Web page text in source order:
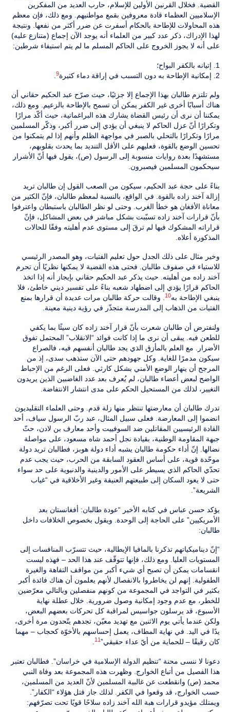
القضية. فخلال القرنين الأولين للإسلام، حارب العديد من المفكرين
الإسلاميين العظماء قادة معروفين بقمع مواطنيهم. ومع ذلك، فإن معظم
هذه المحاولات للإطاحة بالحكام أسفرت عن ضرر أكثر من نفعها. ونتيجة
لهذا الإدراك، ذكر عدد كبير من العلماء أنه يوجد الآن إجماع (متنازع عليه)
على أنه لا يجوز الخروج على الحاكم المسلم ما لم يتم استيفاء شرطين:
1. إتيانه بالكفر البواح؛
2. إمكانية الإطاحة به دون التسبب في إراقة دماء كثيرة
9
ولم تلتزم طالبان بهذا الإجماع إلا جزئيًا، حيث صرّح عبد الحكيم حقاني أن
هناك أسبابًا أخرى غير الكفر يمكن أن تسمح بالإطاحة بالزعيم. ومع ذلك،
يمكننا أن نرى أن رئيس القضاة يشارك هذه البراغماتية، حيث أكّد مرارًا
وتكرارًا أنّ عزل الحاكم لا ينبغي أن يؤدي إلى ضرر أكبر، وذكّر المسلمين
مرارًا وتكرارًا بالتحلي بالصبر في مواجهة الظلم وأنهم إذا لم يتمكنوا من
تحسين الوضع بالقوة، فعليهم على الأقل التنديد بما يحدث بقلوبهم،
مستشهدًا بعدة روايات منسوبة إلى الرسول (ص)، يقول فيها أنّ الأشرار
سيحكمون المسلمين فيصبرون.
بناءً على حجة عبد الحكيم، سيكون من الصعب القول إن طالبان تريد
إزالة آخند زاده بالقوة. في الواقع، بالنسبة لمعظم طالبان، فإنّ الكثير من
معاناة الأفغان هو خطأ الغرب. وحتى لو نظر الطالبان باستبطان واعترفوا
بأنّ قرارات آخند زاده تسبّبت بشكل مباشر في بعض المشاكل، فإنّ
قراراته المشكوك فيها لم ترقَ إلى مستوى عدم أهليته وفقًا للحالات
المذكورة أعلاه.
وخير مثال على ذلك الجدل حول تعليم الفتيات، وهو المصدر الرئيسي
للاستياء في صفوف طالبان. فحتى هذه القضية لا يمكنها نظريًا أن تحرم
آخند زاده من أهليته. حيث يذكر عبد الحكيم حقاني بإيجاز أنه إذا اتخذ
الحاكم قرارًا يؤدي إلى اضطهاد شعبه بناءً على تفسير ديني خاطئ، فلا
ينبغي الإطاحة به10. وقالت حركة طالبان مرات عديدة أن قرارها بمنع
الفتيات من الذهاب إلى المدرسة متجذّر في رؤية دينية معينة.
ولنفترض أن طالبان شعرت بأنّ قرار آخند زاده كان سيئًا بما يكفي
للطعن فيه. يبقى أن نرى ما إذا كانت فوائد “الانقلاب” المحتمل تفوق
الأضرار. مع العلم بالمأزق الذي يجد طالبان أنفسهم فيه، فالصراع
سيكون مدمرًا للغاية. وكل جهودهم حتى الآن ستذهب سدى، إذ من
المرجح أن ينهار الوضع الأمني بشكل كارثي. فعلى الرغم من الإحباط
الواضح لبعض أعضاء طالبان، لم يُعرف بعد عدد الغاضبين الذين يريدون
التغيير، لذلك من المستحيل الحكم على مدى انتشار الانتفاضة.
تدرك طالبان أن معارضتها تنتظر منها زلة قدم. وحتى العلماء التقليديون
انضموا إلى المعارضة. فعلى سبيل المثال، عبد ربّ الرسول سياف، أحد
القادة الرئيسيين المقاتلين ضد السوفييت وأحد معارف بن لادن، حثّ
جبهة المقاومة الوطنية، بقيادة نجل أحمد شاه مسعود، على مواصلة
نضالها. إنّ أداء حكومة طالبان يشبه أداء دولة هوبز، فطالبان تريد دولة
موحّدة قوية، على أساس العقود السابقة من الحرب، حيث يجب عدم
تحدّي الحاكم الذي يسيطر على الأمور والدينية والدنيوية على حد سواء
حتى لا يعود السكان إلى طبيعتهم العنيفة وغير الأخلاقية في “غياب
الشريعة”.
يؤكد حسن عباس في كتابه الأخير “عودة طالبان: أفغانستان بعد
الأمريكيين” على الحاجة إلى الوحدة. ويقول بخصوص الخلافات داخل
طالبان:
“إنّ ديناميكياتهم تذكرنا بالمافيا الإيطالية، حيث تتسرّب المنافسات إلى
المستويات العليا. ومع ذلك، فإنها تتوقّف عند هذا الحد – فهذه ليست
انقسامات يمكن أن تصبح أي شيء أكبر من مواقف التفاهة والغيرة
الطفولية. إنهم لن يخاطروا بالانفصال لأنهم يعلمون أن هناك فائدة أكبر
بكثير في التواجد في المجموعة من كونهم منفصلين وبالتالي معرّضين
للخطر، مع عدم وجود إمكانية وصول ضرورية. خلال عطلة نهاية
الأسبوع، قد يرسلون جواسيس لمراقبة كل تحركات بعضهم البعض،
ولكن عندما يأتي يوم الاثنين مع تهديد معيّن، تجدهم يتّحدون مرة أخرى،
يدًا في اليد. في نهاية المطاف، يعمل إحساسهم بالأخوّة كحجاب – مهما
كان رقيقًا – للحماية من أيّ عداء حقيقي”11
.
دعونا لا ننسى محنة “تنظيم الدولة الإسلامية في خراسان”. فطالبان تعتبر
هذا الفصيل من أتباع الخوارج. وظهرت هذه المجموعة بعد وفاة النبي
محمد (ص) وانقطعت عن غالبية المسلمين لأنّ العديد من المسلمين،
حسب الخوارج، قد وقعوا في الكفر. لذلك جاز قتل هؤلاء “الكفار”.
ويمتلك مؤيدو قرارات هبة الله آخند زاده سلاحًا قويًا تحت تصرّفهم: